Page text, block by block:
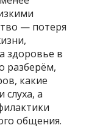
— потеря
здоровье в
разберём,
какие
а
общения.